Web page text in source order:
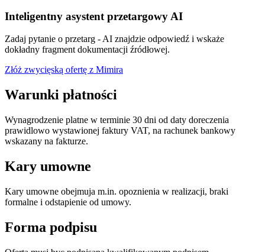
Inteligentny asystent przetargowy AI
Zadaj pytanie o przetarg - AI znajdzie odpowiedź i wskaże
dokładny fragment dokumentacji źródłowej.
Złóż zwycięską ofertę z Mimira
Warunki płatności
Wynagrodzenie platne w terminie 30 dni od daty doreczenia
prawidlowo wystawionej faktury VAT, na rachunek bankowy
wskazany na fakturze.
Kary umowne
Kary umowne obejmuja m.in. opoznienia w realizacji, braki
formalne i odstapienie od umowy.
Forma podpisu